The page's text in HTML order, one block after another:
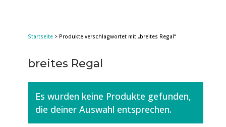
Startseite> Produkte verschlagwortet mit „breites Regal“
breites Regal
Es wurden keine Produkte gefunden,
die deiner Auswahl entsprechen.